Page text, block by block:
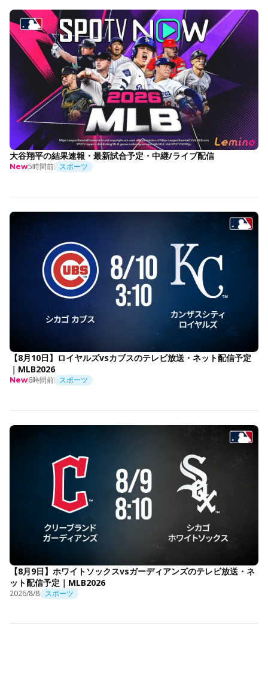
大谷翔平の結果速報・最新試合予定・中継/ライブ配信
New5時間前 スポーツ
【8月10日】ロイヤルズvsカブスのテレビ放送・ネット配信予定
｜MLB2026
New6時間前 スポーツ
【8月9日】ホワイトソックスvsガーディアンズのテレビ放送・ネ
ット配信予定｜MLB2026
2026/8/8 スポーツ